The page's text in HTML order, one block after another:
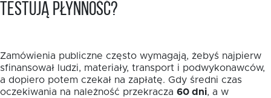
testują płynność?
Zamówienia publiczne często wymagają, żebyś najpierw
sfinansował ludzi, materiały, transport i podwykonawców,
a dopiero potem czekał na zapłatę. Gdy średni czas
oczekiwania na należność przekracza 60 dni, a w